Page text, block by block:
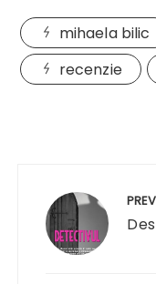
mihaela bilic
recenzie
articole